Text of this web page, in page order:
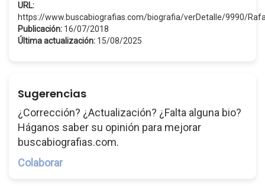
URL:
https://www.buscabiografias.com/biografia/verDetalle/9990/
Publicación: 16/07/2018
Última actualización: 15/08/2025
Sugerencias
¿Corrección? ¿Actualización? ¿Falta alguna bio?
Háganos saber su opinión para mejorar
buscabiografias.com.
Colaborar